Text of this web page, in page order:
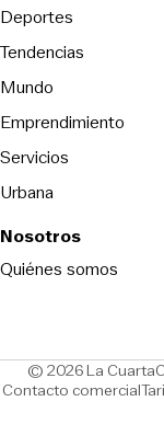
Deportes
Tendencias
Mundo
Emprendimiento
Servicios
Urbana
Nosotros
Quiénes somos
© 2026 La Cuarta
Contacto comercial